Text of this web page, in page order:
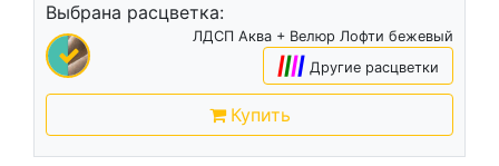
Выбрана расцветка:
ЛДСП Аква + Велюр Лофти бежевый
|||| Другие расцветки
Купить